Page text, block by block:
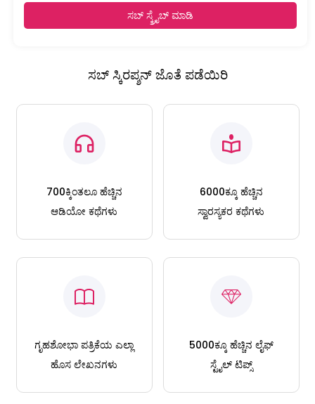
ಸಬ್ ಸ್ಕ್ರೈಬ್ ಮಾಡಿ
ಸಬ್ ಸ್ಕಿರಪ್ಶನ್ ಜೊತೆ ಪಡೆಯಿರಿ
700ಕ್ಕಿಂತಲೂ ಹೆಚ್ಚಿನ
ಆಡಿಯೋ ಕಥೆಗಳು
6000ಕ್ಕೂ ಹೆಚ್ಚಿನ
ಸ್ವಾರಸ್ಯಕರ ಕಥೆಗಳು
ಗೃಹಶೋಭಾ ಪತ್ರಿಕೆಯ ಎಲ್ಲಾ
ಹೊಸ ಲೇಖನಗಳು
5000ಕ್ಕೂ ಹೆಚ್ಚಿನ ಲೈಫ್
ಸ್ಟೈಲ್ ಟಿಪ್ಸ್